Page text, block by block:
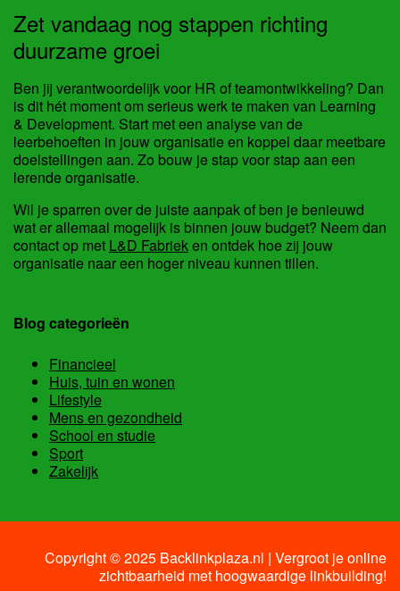
Zet vandaag nog stappen richting
duurzame groei
Ben jij verantwoordelijk voor HR of teamontwikkeling? Dan
is dit hét moment om serieus werk te maken van Learning
& Development. Start met een analyse van de
leerbehoeften in jouw organisatie en koppel daar meetbare
doelstellingen aan. Zo bouw je stap voor stap aan een
lerende organisatie.
Wil je sparren over de juiste aanpak of ben je benieuwd
wat er allemaal mogelijk is binnen jouw budget? Neem dan
contact op met L&D Fabrieken ontdek hoe zij jouw
organisatie naar een hoger niveau kunnen tillen.
Blog categorieën
Financieel
Huis, tuin en wonen
Lifestyle
Mens en gezondheid
School en studie
Sport
Zakelijk
Copyright © 2025 Backlinkplaza.nl | Vergroot je online
zichtbaarheid met hoogwaardige linkbuilding!